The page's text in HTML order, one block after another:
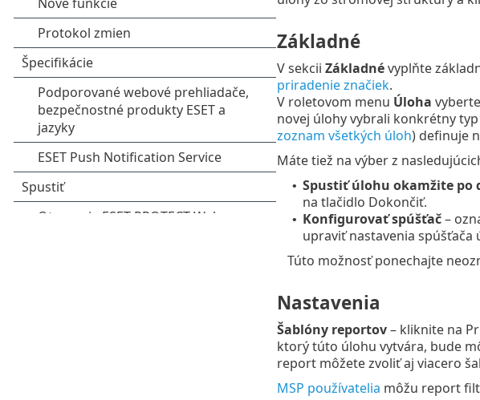
Základné
V sekcii Základnévyplňte
priradenie značiek.
V roletovom menu Úloha
novej úlohy vybrali konkrétny
zoznam všetkých úloh) definuje
Máte tiež na výber z
• Spustiť úlohu okamžite po
na tlačidlo Dokončiť.
• Konfigurovať spúšťač–
upraviť nastavenia spúšťača
Túto možnosť ponechajte
Nastavenia
Šablóny reportov– kliknite na
ktorý túto úlohu vytvára, bude
report môžete zvoliť aj viacero
MSP používatelia môžu report